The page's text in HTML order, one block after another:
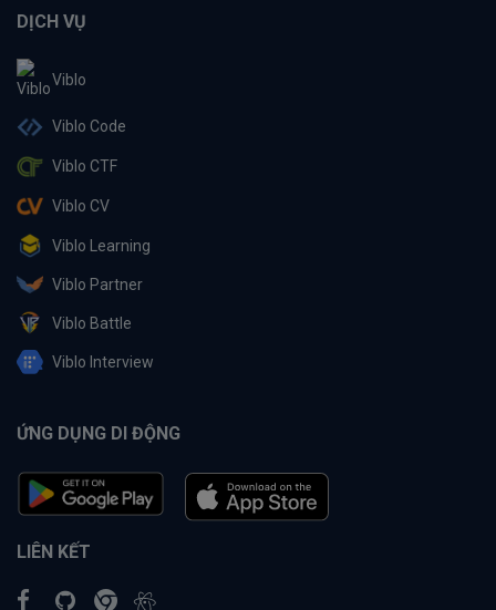
DỊCH VỤ
Viblo
Viblo Code
Viblo CTF
Viblo CV
Viblo Learning
Viblo Partner
Viblo Battle
Viblo Interview
ỨNG DỤNG DI ĐỘNG
LIÊN KẾT